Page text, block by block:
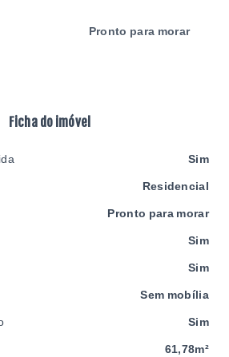
Pronto para morar
Ficha do imóvel
Sim
Residencial
Pronto para morar
Sim
Sim
Sem mobília
Sim
61,78m²